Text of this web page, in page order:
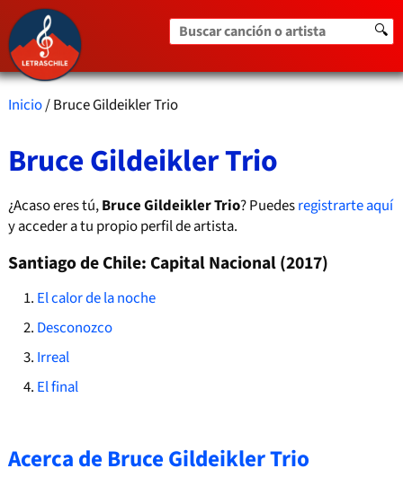
Buscar canción o artista 🔍
Inicio/ Bruce Gildeikler Trio
Bruce Gildeikler Trio
¿Acaso eres tú,Bruce Gildeikler Trio? Puedesregistrarte aquí
y acceder a tu propio perfil de artista.
Santiago de Chile: Capital Nacional (2017)
El calor de la noche
Desconozco
Irreal
El final
Acerca de Bruce Gildeikler Trio